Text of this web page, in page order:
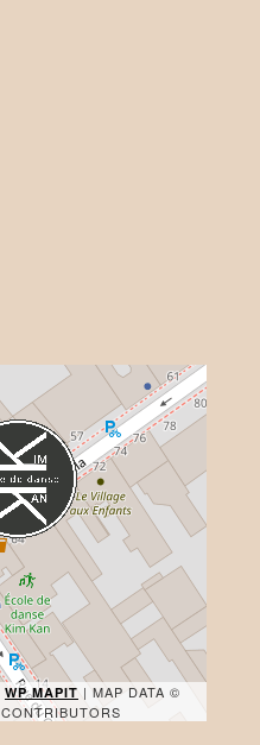
WP MAPIT | MAP DATA ©
CONTRIBUTORS